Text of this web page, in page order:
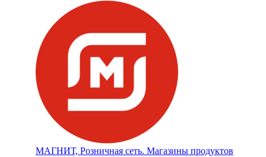
МАГНИТ, Розничная сеть. Магазины продуктов